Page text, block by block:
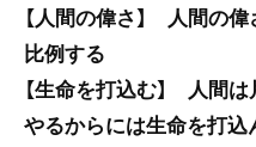
【人間の偉さ】 人間の
比例する
【生命を打込む】 人間
やるからには生命を打